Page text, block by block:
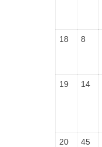
18 8
19 14
20 45